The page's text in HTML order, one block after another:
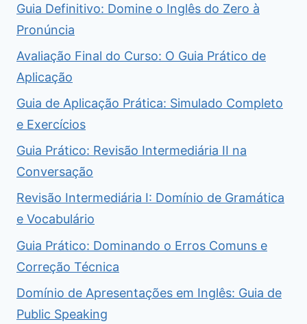
Guia Definitivo: Domine o Inglês do Zero à
Pronúncia
Avaliação Final do Curso: O Guia Prático de
Aplicação
Guia de Aplicação Prática: Simulado Completo
e Exercícios
Guia Prático: Revisão Intermediária II na
Conversação
Revisão Intermediária I: Domínio de Gramática
e Vocabulário
Guia Prático: Dominando o Erros Comuns e
Correção Técnica
Domínio de Apresentações em Inglês: Guia de
Public Speaking